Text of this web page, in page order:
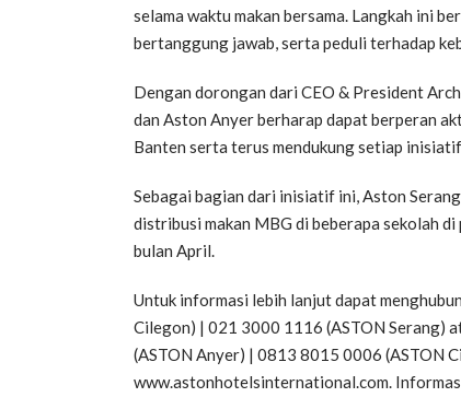
selama waktu makan bersama. Langkah ini
bertanggung jawab, serta peduli terhadap
Dengan dorongan dari CEO & President
dan Aston Anyer berharap dapat berperan
Banten serta terus mendukung setiap
Sebagai bagian dari inisiatif ini, Aston
distribusi makan MBG di beberapa sekolah
bulan April.
Untuk informasi lebih lanjut dapat
Cilegon) | 021 3000 1116 (ASTON Serang)
(ASTON Anyer) | 0813 8015 0006 (ASTON
www.astonhotelsinternational.com.